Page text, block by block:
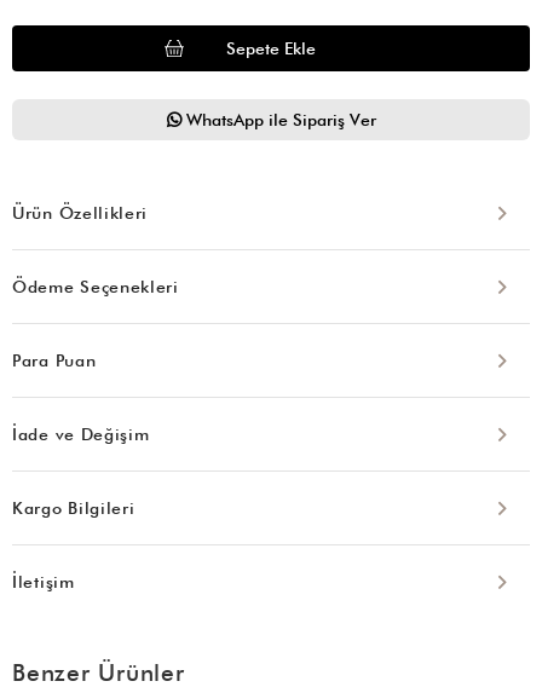
WhatsApp ile Sipariş Ver
Ürün Özellikleri
Ödeme Seçenekleri
Para Puan
İade ve Değişim
Kargo Bilgileri
İletişim
Benzer Ürünler